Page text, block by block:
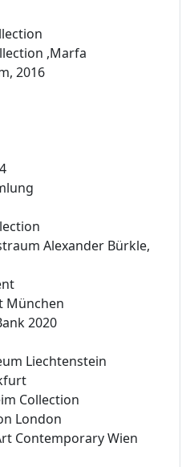
,Marfa
2016
Alexander Bürkle,
München
2020
Liechtenstein
Collection
London
Contemporary Wien